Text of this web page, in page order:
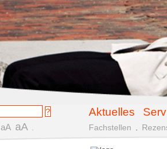
Aktuelles
aA aA Fachstellen